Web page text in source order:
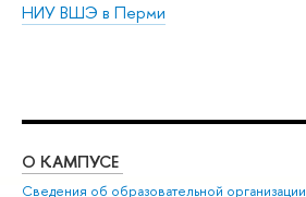
НИУ ВШЭ в Перми
О КАМПУСЕ
Сведения об образовательной организации